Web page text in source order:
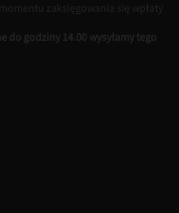
zaksięgowania się wpłaty
do godziny 14.00 wysyłamy tego